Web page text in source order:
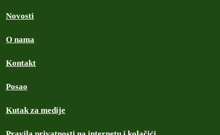
Novosti
O nama
Kontakt
Posao
Kutak za medije